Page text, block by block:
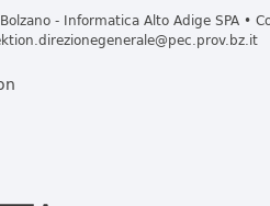
- Informatica Alto Adige SPA •